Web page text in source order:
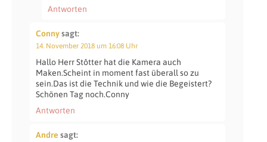
Antworten
Connysagt:
14. November 2018 um 16:08 Uhr
Hallo Herr Stôtter hat die Kamera auch
Maken.Scheint in moment fast überall so zu
sein.Das ist die Technik und wie die Begeistert?
Schönen Tag noch.Conny
Antworten
Andre sagt: